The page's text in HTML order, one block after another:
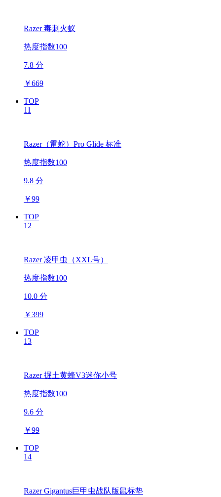
Razer 毒刺火蚁
热度指数100
7.8 分
￥669
TOP
11
Razer（雷蛇）Pro Glide 标准
热度指数100
9.8 分
￥99
TOP
12
Razer 凌甲虫（XXL号）
热度指数100
10.0 分
￥399
TOP
13
Razer 掘土黄蜂V3迷你小号
热度指数100
9.6 分
￥99
TOP
14
Razer Gigantus巨甲虫战队版鼠标垫